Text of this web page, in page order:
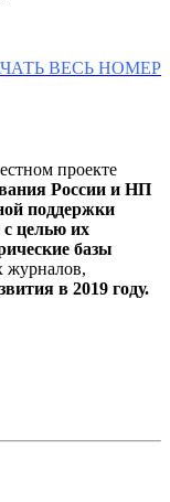
ВЕСЬ НОМЕР
проекте
России и НП
поддержки
целью их
базы
журналов,
в 2019 году.